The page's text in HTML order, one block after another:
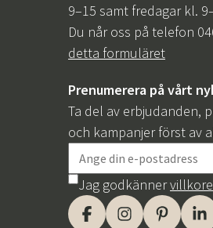
9–15 samt fredagar kl.
Du når oss på telefon
detta formuläret
Prenumerera på vårt
Ta del av erbjudanden,
och kampanjer först av
Jag godkänner